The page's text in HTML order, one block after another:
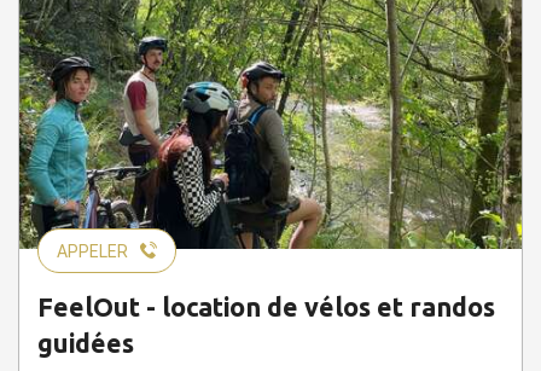
APPELER
FeelOut - location de vélos et randos
guidées